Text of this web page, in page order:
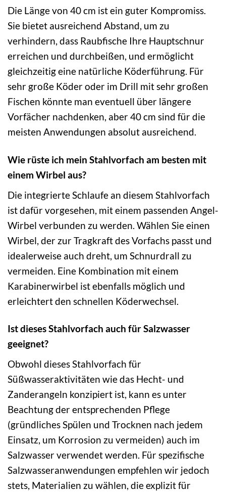
Die Länge von 40 cm ist ein guter Kompromiss.
Sie bietet ausreichend Abstand, um zu
verhindern, dass Raubfische Ihre Hauptschnur
erreichen und durchbeißen, und ermöglicht
gleichzeitig eine natürliche Köderführung. Für
sehr große Köder oder im Drill mit sehr großen
Fischen könnte man eventuell über längere
Vorfächer nachdenken, aber 40 cm sind für die
meisten Anwendungen absolut ausreichend.
Wie rüste ich mein Stahlvorfach am besten mit
einem Wirbel aus?
Die integrierte Schlaufe an diesem Stahlvorfach
ist dafür vorgesehen, mit einem passenden Angel-
Wirbel verbunden zu werden. Wählen Sie einen
Wirbel, der zur Tragkraft des Vorfachs passt und
idealerweise auch dreht, um Schnurdrall zu
vermeiden. Eine Kombination mit einem
Karabinerwirbel ist ebenfalls möglich und
erleichtert den schnellen Köderwechsel.
Ist dieses Stahlvorfach auch für Salzwasser
geeignet?
Obwohl dieses Stahlvorfach für
Süßwasseraktivitäten wie das Hecht- und
Zanderangeln konzipiert ist, kann es unter
Beachtung der entsprechenden Pflege
(gründliches Spülen und Trocknen nach jedem
Einsatz, um Korrosion zu vermeiden) auch im
Salzwasser verwendet werden. Für spezifische
Salzwasseranwendungen empfehlen wir jedoch
stets, Materialien zu wählen, die explizit für